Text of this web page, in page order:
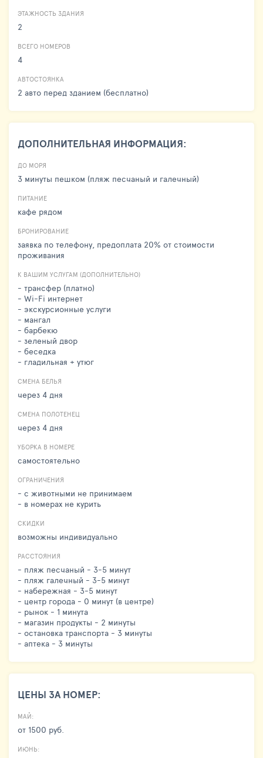
ЭТАЖНОСТЬ ЗДАНИЯ
2
ВСЕГО НОМЕРОВ
4
АВТОСТОЯНКА
2 авто перед зданием (бесплатно)
ДОПОЛНИТЕЛЬНАЯ ИНФОРМАЦИЯ:
ДО МОРЯ
3 минуты пешком (пляж песчаный и галечный)
ПИТАНИЕ
кафе рядом
БРОНИРОВАНИЕ
заявка по телефону, предоплата 20% от стоимости
проживания
К ВАШИМ УСЛУГАМ (ДОПОЛНИТЕЛЬНО)
- трансфер (платно)
- Wi-Fi интернет
- экскурсионные услуги
- мангал
- барбекю
- зеленый двор
- беседка
- гладильная + утюг
СМЕНА БЕЛЬЯ
через 4 дня
СМЕНА ПОЛОТЕНЕЦ
через 4 дня
УБОРКА В НОМЕРЕ
самостоятельно
ОГРАНИЧЕНИЯ
- с животными не принимаем
- в номерах не курить
СКИДКИ
возможны индивидуально
РАССТОЯНИЯ
- пляж песчаный - 3-5 минут
- пляж галечный - 3-5 минут
- набережная - 3-5 минут
- центр города - 0 минут (в центре)
- рынок - 1 минута
- магазин продукты - 2 минуты
- остановка транспорта - 3 минуты
- аптека - 3 минуты
ЦЕНЫ ЗА НОМЕР:
МАЙ:
от 1500 руб.
ИЮНЬ: